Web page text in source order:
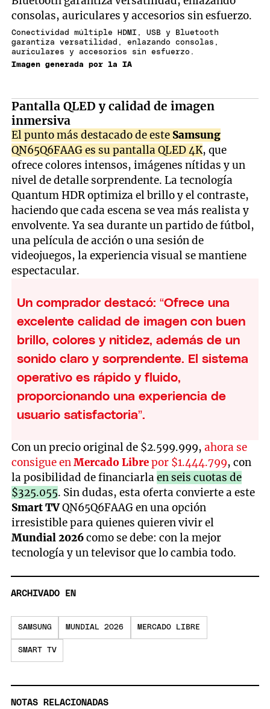
Conectividad múltiple HDMI, USB y Bluetooth
garantiza versatilidad, enlazando consolas,
auriculares y accesorios sin esfuerzo.
Imagen generada por la IA
Pantalla QLED y calidad de imagen
inmersiva
El punto más destacado de este Samsung
QN65Q6FAAG es su pantalla QLED 4K, que
ofrece colores intensos, imágenes nítidas y un
nivel de detalle sorprendente. La tecnología
Quantum HDR optimiza el brillo y el contraste,
haciendo que cada escena se vea más realista y
envolvente. Ya sea durante un partido de fútbol,
una película de acción o una sesión de
videojuegos, la experiencia visual se mantiene
espectacular.
Un comprador destacó: “Ofrece una
excelente calidad de imagen con buen
brillo, colores y nitidez, además de un
sonido claro y sorprendente. El sistema
operativo es rápido y fluido,
proporcionando una experiencia de
usuario satisfactoria”.
Con un precio original de $2.599.999,ahora se
consigue enMercado Librepor $1.444.799, con
la posibilidad de financiarlaen seis cuotas de
$325.055. Sin dudas, esta oferta convierte a este
Smart TVQN65Q6FAAG en una opción
irresistible para quienes quieren vivir el
Mundial 2026como se debe: con la mejor
tecnología y un televisor que lo cambia todo.
ARCHIVADO EN
SAMSUNG MUNDIAL 2026 MERCADO LIBRE
SMART TV
NOTAS RELACIONADAS